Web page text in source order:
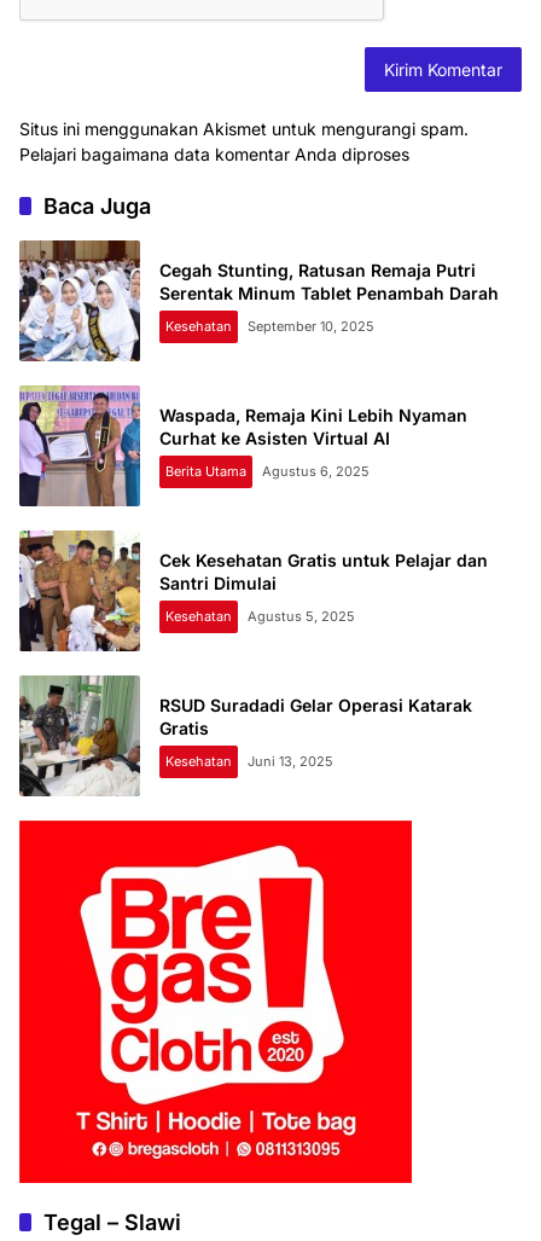
Situs ini menggunakan Akismet untuk mengurangi spam.
Pelajari bagaimana data komentar Anda diproses
Baca Juga
Cegah Stunting, Ratusan Remaja Putri
Serentak Minum Tablet Penambah Darah
Kesehatan September 10, 2025
Waspada, Remaja Kini Lebih Nyaman
Curhat ke Asisten Virtual AI
Berita Utama Agustus 6, 2025
Cek Kesehatan Gratis untuk Pelajar dan
Santri Dimulai
Kesehatan Agustus 5, 2025
RSUD Suradadi Gelar Operasi Katarak
Gratis
Kesehatan Juni 13, 2025
Tegal – Slawi